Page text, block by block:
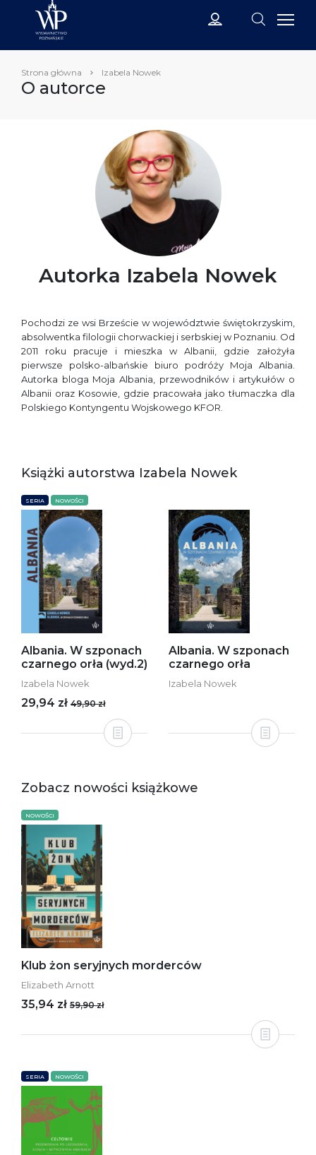
Strona główna Izabela Nowek
O autorce
Autorka Izabela Nowek
Pochodzi ze wsi Brzeście w województwie świętokrzyskim,
absolwentka filologii chorwackiej i serbskiej w Poznaniu. Od
2011 roku pracuje i mieszka w Albanii, gdzie założyła
pierwsze polsko-albańskie biuro podróży Moja Albania.
Autorka bloga Moja Albania, przewodników i artykułów o
Albanii oraz Kosowie, gdzie pracowała jako tłumaczka dla
Polskiego Kontyngentu Wojskowego KFOR.
Książki autorstwa Izabela Nowek
SERIA NOWOŚCI
Albania. W szponach
czarnego orła (wyd.2)
Izabela Nowek
29,94 zł 49,90 zł
Albania. W szponach
czarnego orła
Izabela Nowek
Zobacz nowości książkowe
NOWOŚCI
Klub żon seryjnych morderców
Elizabeth Arnott
35,94 zł 59,90 zł
SERIA NOWOŚCI